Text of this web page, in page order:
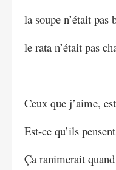
la soupe n’était pas
le rata n’était pas
Ceux que j’aime,
Est-ce qu’ils
Ça ranimerait